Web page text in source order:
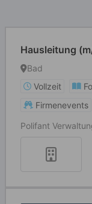
Hausleitung
Bad
Vollzeit
Firmenevents
Polifant